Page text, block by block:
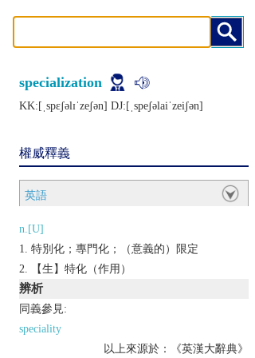
specialization
KK:[ˌspɛʃǝlɪˈzеʃǝn] DJ:[ˌspеʃǝlaiˈzеiʃǝn]
權威釋義
英語
n.[U]
特別化；專門化；（意義的）限定
【生】特化（作用）
辨析
同義參見:
speciality
以上來源於：《英漢大辭典》